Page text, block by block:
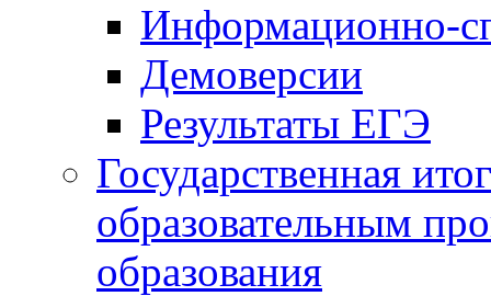
Информационно-
Демоверсии
Результаты ЕГЭ
Государственная
образовательным
образования